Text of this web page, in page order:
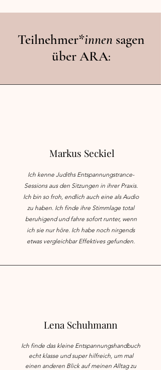
Teilnehmer*innen sagen
über ARA:
Markus Seckiel
Ich kenne Judiths Entspannungstrance-
Sessions aus den Sitzungen in ihrer Praxis.
Ich bin so froh, endlich auch eine als Audio
zu haben. Ich finde ihre Stimmlage total
beruhigend und fahre sofort runter, wenn
ich sie nur höre. Ich habe noch nirgends
etwas vergleichbar Effektives gefunden.
Lena Schuhmann
Ich finde das kleine Entspannungshandbuch
echt klasse und super hilfreich, um mal
einen anderen Blick auf meinen Alltag zu